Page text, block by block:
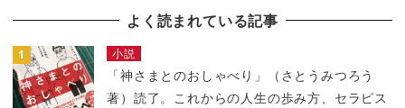
よく読まれている記事
小説
「神さまとのおしゃべり」（さとうみつろう
著）読了。これからの人生の歩み方、セラピス